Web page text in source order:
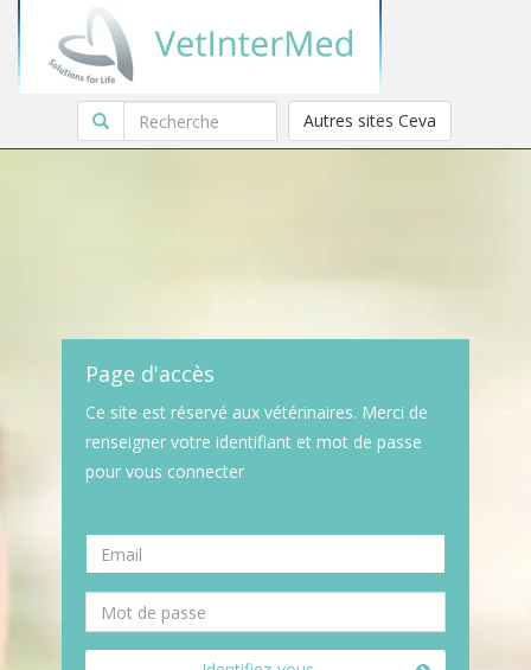
Autres sites Ceva
Page d'accès
Ce site est réservé aux vétérinaires. Merci de
renseigner votre identifiant et mot de passe
pour vous connecter